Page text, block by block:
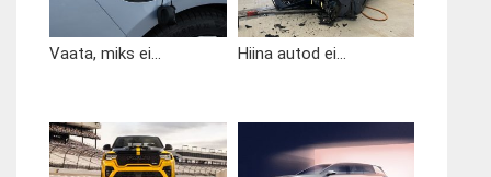
Vaata, miks ei... Hiina autod ei...